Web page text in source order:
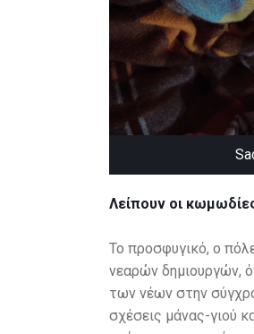
Λείπουν οι
Το προσφυγικό, ο
νεαρών δημιουργών,
των νέων στην
σχέσεις μάνας-γιού